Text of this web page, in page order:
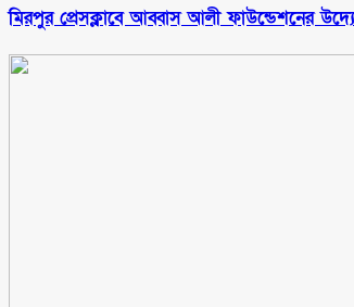
মিরপুর প্রেসক্লাবে আব্বাস আলী ফাউন্ডেশনের